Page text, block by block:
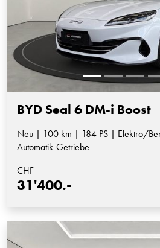
BYD Seal 6 DM-i Boost
Neu | 100 km | 184 PS | Elektro/
Automatik-Getriebe
CHF
31'400.-